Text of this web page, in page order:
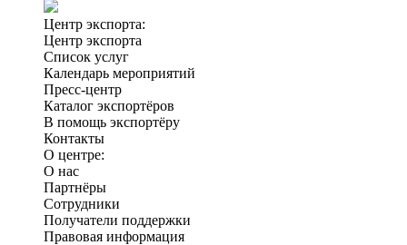
Центр экспорта:
Центр экспорта
Список услуг
Календарь мероприятий
Пресс-центр
Каталог экспортёров
В помощь экспортёру
Контакты
О центре:
О нас
Партнёры
Сотрудники
Получатели поддержки
Правовая информация